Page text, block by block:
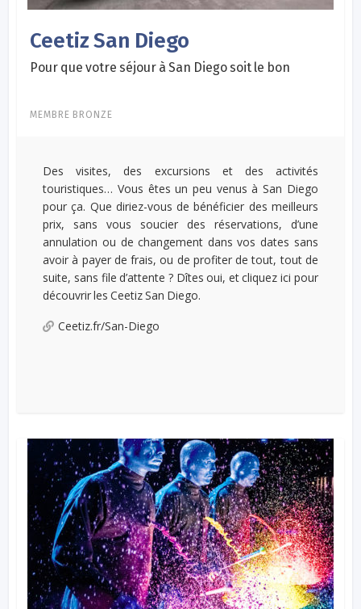
Ceetiz San Diego
Pour que votre séjour à San Diego soit le bon
MEMBRE BRONZE
Des visites, des excursions et des activités
touristiques… Vous êtes un peu venus à San Diego
pour ça. Que diriez-vous de bénéficier des meilleurs
prix, sans vous soucier des réservations, d’une
annulation ou de changement dans vos dates sans
avoir à payer de frais, ou de profiter de tout, tout de
suite, sans file d’attente ? Dîtes oui, et cliquez ici pour
découvrir les Ceetiz San Diego.
Ceetiz.fr/San-Diego